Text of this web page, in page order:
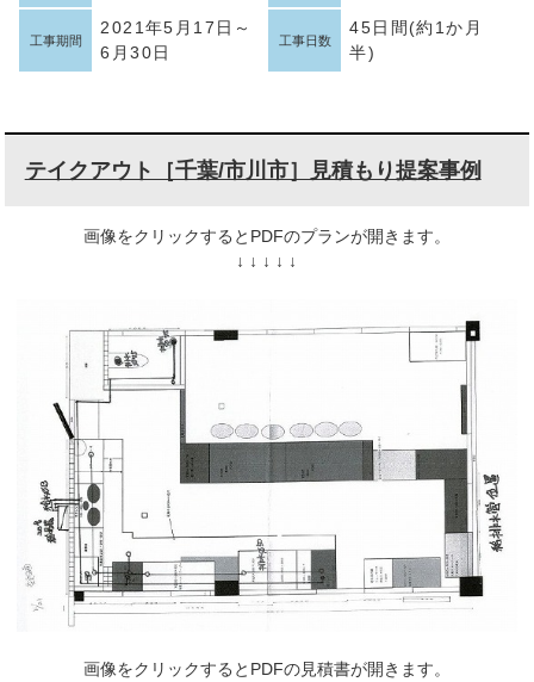
工事期間
2021年5月17日～
6月30日
工事日数
45日間(約1か月
半)
テイクアウト［千葉/市川市］見積もり提案事例
画像をクリックするとPDFのプランが開きます。
↓ ↓ ↓ ↓ ↓
画像をクリックするとPDFの見積書が開きます。